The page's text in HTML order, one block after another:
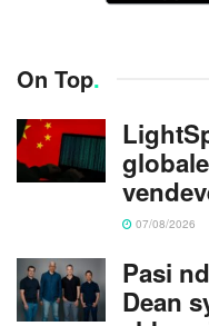
On Top.
07/08/2026
Pasi
Dean